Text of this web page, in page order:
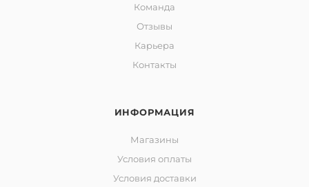
Команда
Отзывы
Карьера
Контакты
ИНФОРМАЦИЯ
Магазины
Условия оплаты
Условия доставки